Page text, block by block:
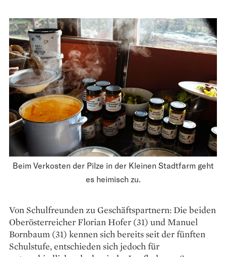
Beim Verkosten der Pilze in der Kleinen Stadtfarm geht
es heimisch zu.
Von Schulfreunden zu Geschäftspartnern: Die beiden
Oberösterreicher Florian Hofer (31) und Manuel
Bornbaum (31) kennen sich bereits seit der fünften
Schulstufe, entschieden sich jedoch für